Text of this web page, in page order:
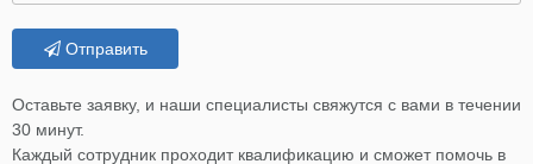
Отправить
Оставьте заявку, и наши специалисты свяжутся с вами в течении
30 минут.
Каждый сотрудник проходит квалификацию и сможет помочь в